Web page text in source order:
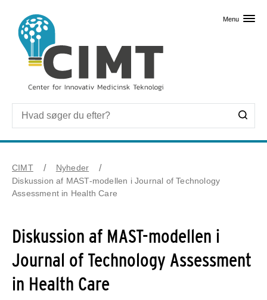
Menu
CIMT
Nyheder
Diskussion af MAST-modellen i Journal of Technology
Assessment in Health Care
Diskussion af MAST-modellen i
Journal of Technology Assessment
in Health Care